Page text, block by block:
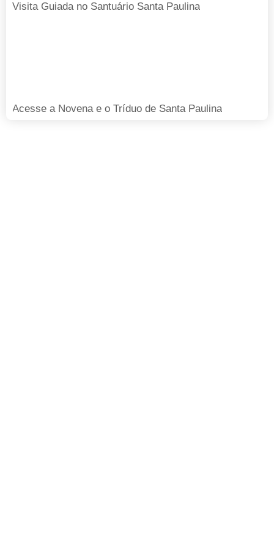
Visita Guiada no Santuário Santa Paulina
Acesse a Novena e o Tríduo de Santa Paulina